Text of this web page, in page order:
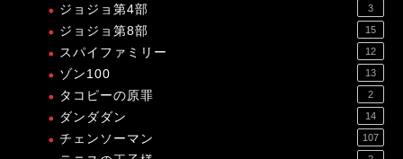
ジョジョ第4部 3
ジョジョ第8部 15
スパイファミリー 12
ゾン100 13
タコピーの原罪 2
ダンダダン 14
チェンソーマン 107